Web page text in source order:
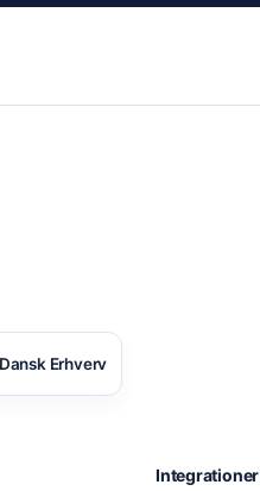
Erhverv
Integrationer